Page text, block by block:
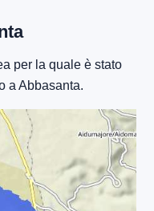
per la quale è stato
a Abbasanta.